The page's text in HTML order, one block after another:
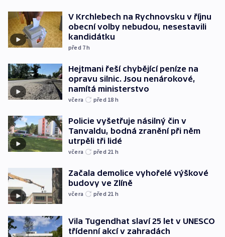
V Krchlebech na Rychnovsku v říjnu
obecní volby nebudou, nesestavili
kandidátku
před 7h
Hejtmani řeší chybějící peníze na
opravu silnic. Jsou nenárokové,
namítá ministerstvo
včera před 18 h
Policie vyšetřuje násilný čin v
Tanvaldu, bodná zranění při něm
utrpěli tři lidé
včera před 21 h
Začala demolice vyhořelé výškové
budovy ve Zlíně
včera před 21 h
Vila Tugendhat slaví 25 let v UNESCO
třídenní akcí v zahradách